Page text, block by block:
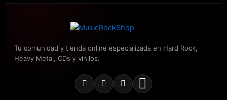
Tu comunidad y tienda online especializada en Hard Rock,
Heavy Metal, CDs y vinilos.